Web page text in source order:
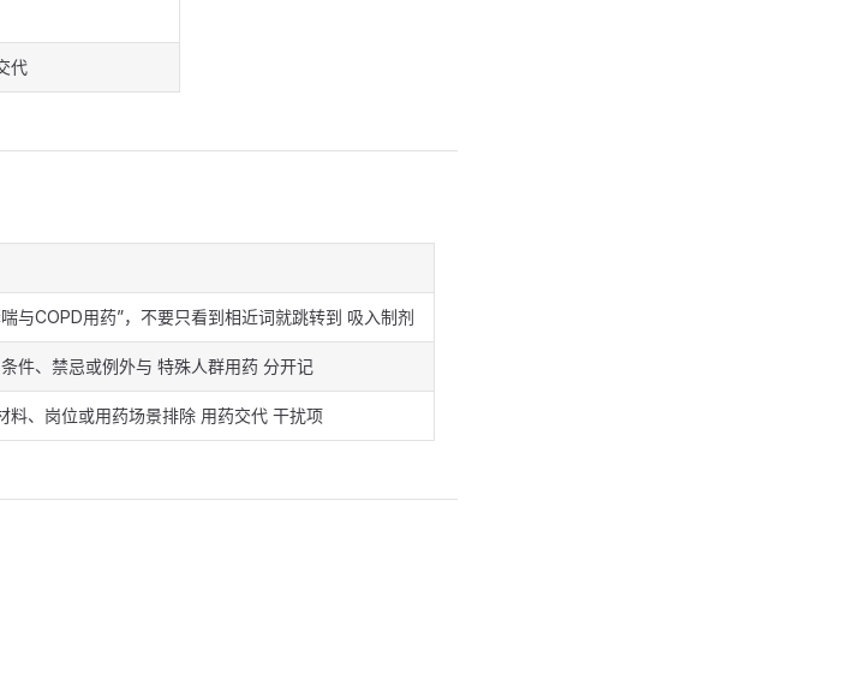
代
与COPD用药”，不要只看到相近词就跳转到 吸入制剂
件、禁忌或例外与 特殊人群用药 分开记
料、岗位或用药场景排除 用药交代 干扰项